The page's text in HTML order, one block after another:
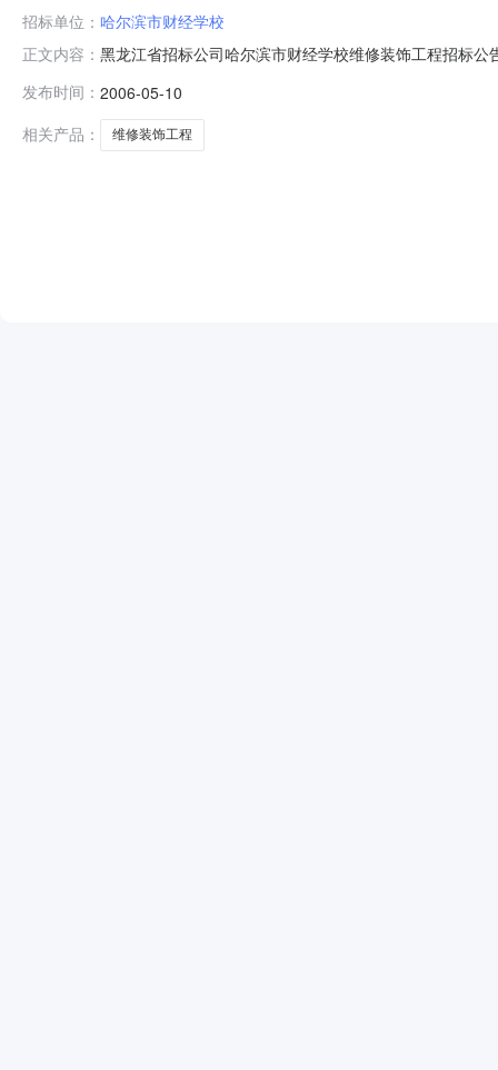
招标单位： 哈尔滨市财经学校
正文内容： 黑龙江省招标公司哈尔滨市财经学校维修装饰工程招标
100元人民币（邮购须另加50元人民币），招标文件售
招标三处（
发布时间： 2006-05-10
相关产品：
维修装饰工程